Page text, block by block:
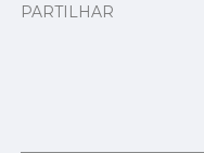
PARTILHAR